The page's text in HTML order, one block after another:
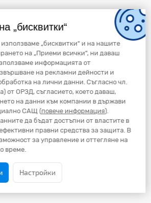
„бисквитки“
„бисквитки“ и на нашите
на „Приеми всички“, ни даваш
информацията от
на рекламни дейности и
на лични данни. Съгласно чл.
от ОРЗД, съгласието, което даваш,
на данни към компании в държави
САЩ (повече информация).
да бъдат достъпни от властите в
правни средства за защита. В
за управление и оттегляне на
време.
Настройки